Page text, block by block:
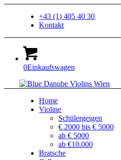
+43 (1) 405 40 30
Kontakt
0Einkaufswagen
Home
Violine
Schülergeigen
€ 2000 bis € 5000
ab € 5000
ab €10.000
Bratsche